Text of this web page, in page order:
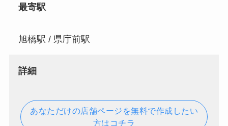
最寄駅
旭橋駅 / 県庁前駅
詳細
あなただけの店舗ページを無料で作成したい
方はコチラ